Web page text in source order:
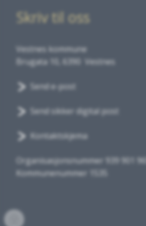
Skriv til oss
Vestnes kommune
Brugata 10, 6390 Vestnes
Send e-post
Send sikker digital post
Kontaktskjema
Organisasjonsnummer 939 901 965
Kommunenummer 1535
Innlogging